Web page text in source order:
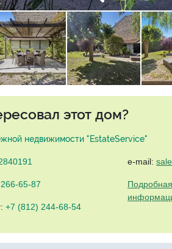
этот дом?
недвижимости "EstateService"
65-87
: +7 (812) 244-68-54
e-mail: